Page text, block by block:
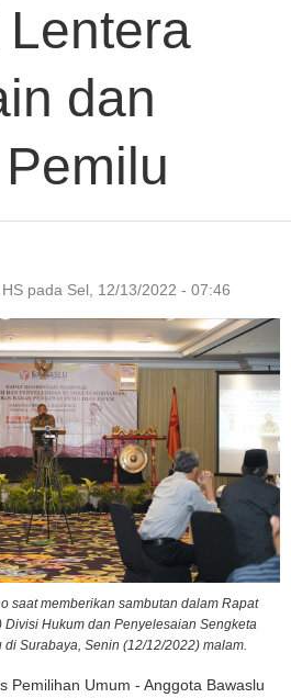
dan
pada Sel, 12/13/2022 - 07:46
saat memberikan sambutan dalam Rapat
Hukum dan Penyelesaian Sengketa
Surabaya, Senin (12/12/2022) malam.
Pemilihan Umum - Anggota Bawaslu